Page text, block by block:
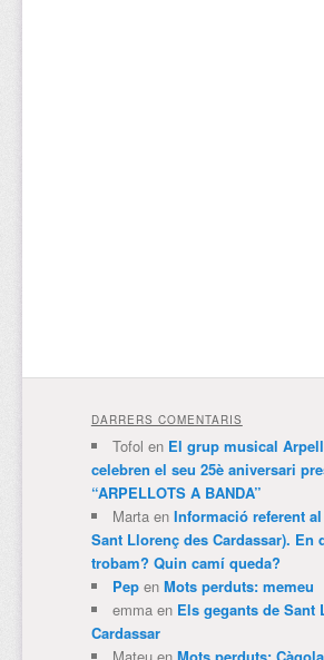
DARRERS COMENTARIS
Tofol en El grup musical
celebren el seu 25è aniversari
“ARPELLOTS A BANDA”
Martaen Informació referent
Sant Llorenç des Cardassar). En
trobam? Quin camí queda?
Pepen Mots perduts: memeu
emmaen Els gegants de Sant
Cardassar